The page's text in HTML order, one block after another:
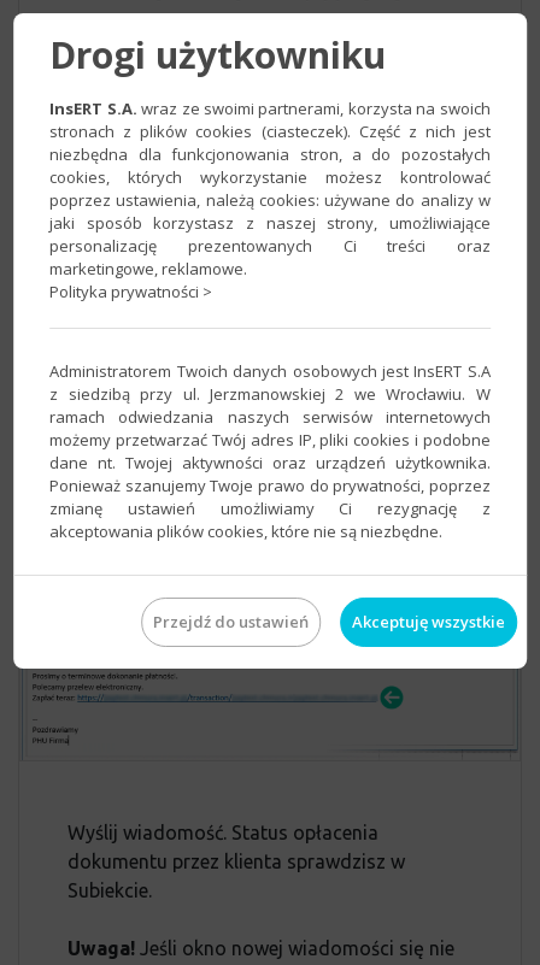
Spowoduje to otwarcie okna nowej
w postaci załącznika i co najważniejsze – link
do szybkiej płatności online.
Wyślij wiadomość. Status opłacenia
dokumentu przez klienta sprawdzisz w
Subiekcie.
Uwaga! Jeśli okno nowej wiadomości się nie
Drogi użytkowniku
InsERT S.A. wraz ze swoimi partnerami, korzysta na swoich
stronach z plików cookies (ciasteczek). Część z nich jest
niezbędna dla funkcjonowania stron, a do pozostałych
cookies, których wykorzystanie możesz kontrolować
poprzez ustawienia, należą cookies: używane do analizy w
jaki sposób korzystasz z naszej strony, umożliwiające
personalizację prezentowanych Ci treści oraz
marketingowe, reklamowe.
Polityka prywatności >
Administratorem Twoich danych osobowych jest InsERT S.A
z siedzibą przy ul. Jerzmanowskiej 2 we Wrocławiu. W
ramach odwiedzania naszych serwisów internetowych
możemy przetwarzać Twój adres IP, pliki cookies i podobne
dane nt. Twojej aktywności oraz urządzeń użytkownika.
Ponieważ szanujemy Twoje prawo do prywatności, poprzez
zmianę ustawień umożliwiamy Ci rezygnację z
akceptowania plików cookies, które nie są niezbędne.
Przejdź do ustawień Akceptuję wszystkie